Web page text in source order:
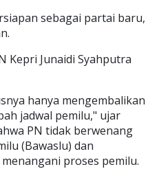
sebagai partai baru,
Kepri Junaidi Syahputra
hanya mengembalikan
jadwal pemilu," ujar
PN tidak berwenang
(Bawaslu) dan
proses pemilu.